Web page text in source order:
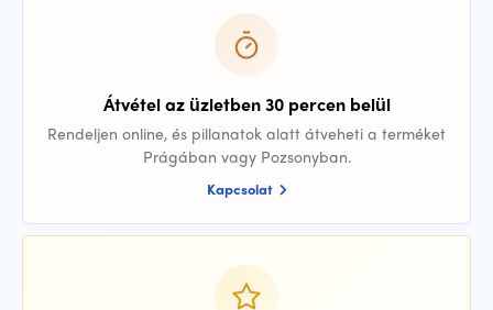
Átvétel az üzletben 30 percen belül
Rendeljen online, és pillanatok alatt átveheti a terméket
Prágában vagy Pozsonyban.
Kapcsolat